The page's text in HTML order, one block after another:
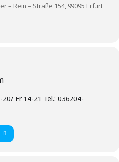
– Rein – Straße 154, 99095 Erfurt
Fr 14-21 Tel.: 036204-